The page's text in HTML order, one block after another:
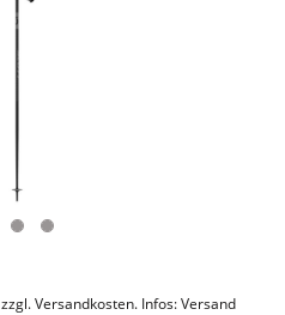
zzgl. Versandkosten. Infos: Versand